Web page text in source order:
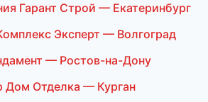
Гарант Строй — Екатеринбург
Эксперт — Волгоград
— Ростов-на-Дону
Дом Отделка — Курган